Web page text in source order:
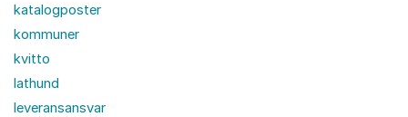
katalogposter
kommuner
kvitto
lathund
leveransansvar